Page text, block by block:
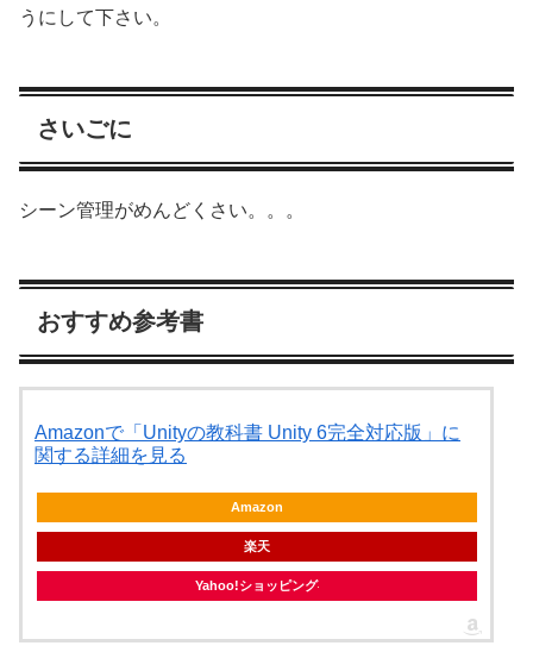
うにして下さい。
さいごに
シーン管理がめんどくさい。。。
おすすめ参考書
Amazonで「Unityの教科書 Unity 6完全対応版」に
関する詳細を見る
Amazon
楽天
Yahoo!ショッピング